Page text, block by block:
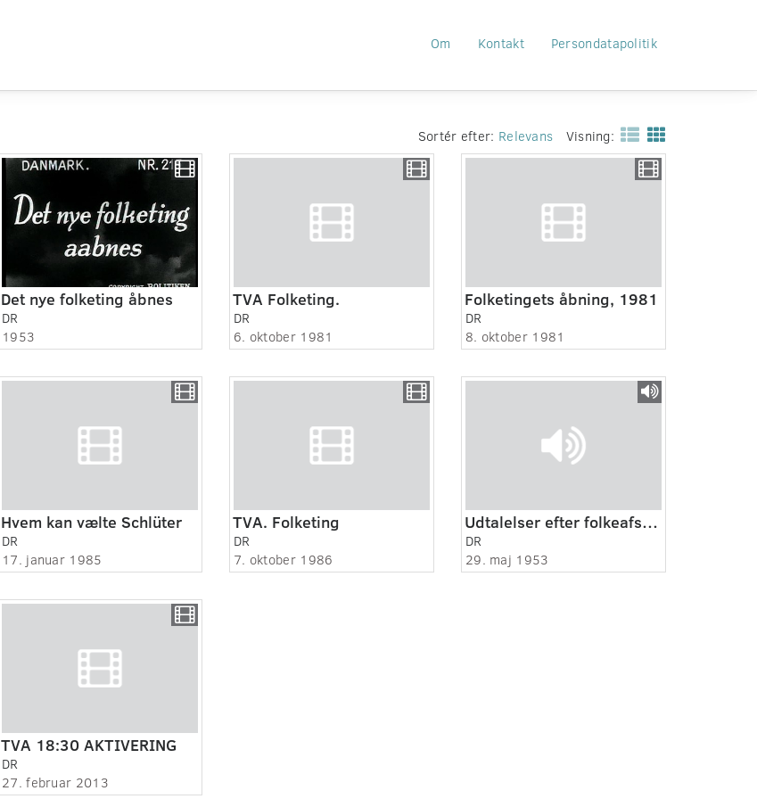
Om Kontakt Persondatapolitik
Sortér efter: Relevans Visning:
Det nye folketing åbnes
DR
1953
TVA Folketing.
DR
6. oktober 1981
Folketingets åbning, 1981
DR
8. oktober 1981
Hvem kan vælte Schlüter
DR
17. januar 1985
TVA. Folketing
DR
7. oktober 1986
Udtalelser efter folkeafstemningen om junigrundloven 1953
DR
29. maj 1953
TVA 18:30 AKTIVERING
DR
27. februar 2013